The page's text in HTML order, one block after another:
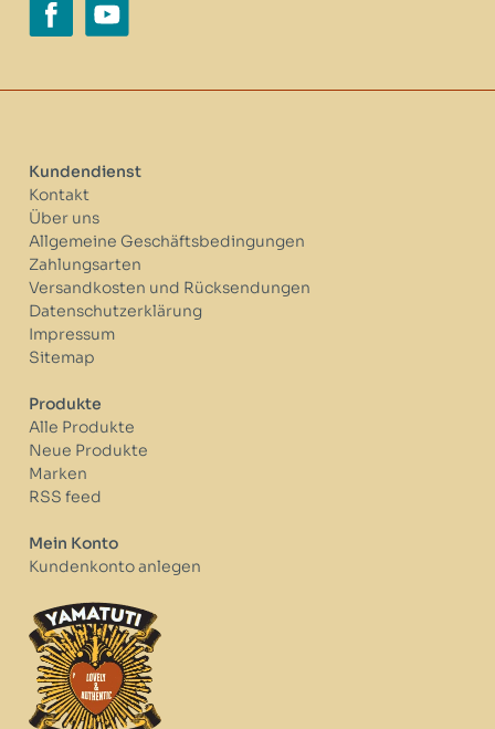
Kundendienst
Kontakt
Über uns
Allgemeine Geschäftsbedingungen
Zahlungsarten
Versandkosten und Rücksendungen
Datenschutzerklärung
Impressum
Sitemap
Produkte
Alle Produkte
Neue Produkte
Marken
RSS feed
Mein Konto
Kundenkonto anlegen